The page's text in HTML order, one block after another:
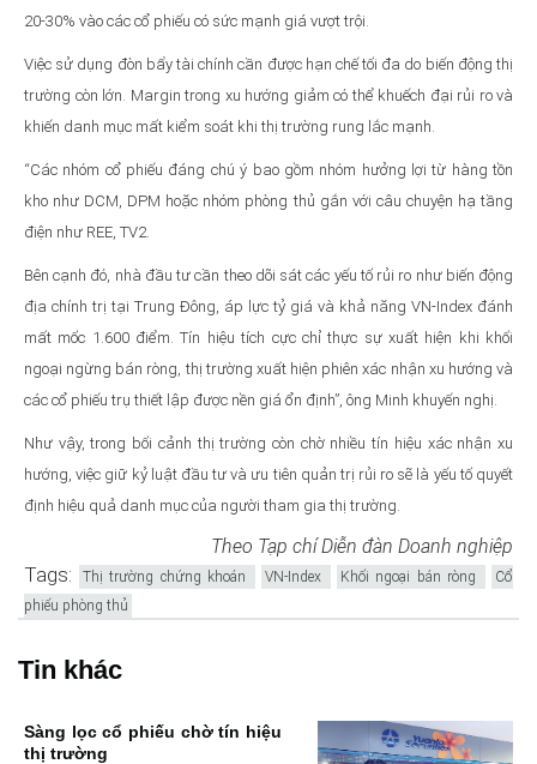
20-30% vào các cổ phiếu có sức mạnh giá vượt trội.
Việc sử dụng đòn bẩy tài chính cần được hạn chế tối đa do biến động thị
trường còn lớn. Margin trong xu hướng giảm có thể khuếch đại rủi ro và
khiến danh mục mất kiểm soát khi thị trường rung lắc mạnh.
“Các nhóm cổ phiếu đáng chú ý bao gồm nhóm hưởng lợi từ hàng tồn
kho như DCM, DPM hoặc nhóm phòng thủ gắn với câu chuyện hạ tầng
điện như REE, TV2.
Bên cạnh đó, nhà đầu tư cần theo dõi sát các yếu tố rủi ro như biến động
địa chính trị tại Trung Đông, áp lực tỷ giá và khả năng VN-Index đánh
mất mốc 1.600 điểm. Tín hiệu tích cực chỉ thực sự xuất hiện khi khối
ngoại ngừng bán ròng, thị trường xuất hiện phiên xác nhận xu hướng và
các cổ phiếu trụ thiết lập được nền giá ổn định”, ông Minh khuyến nghị.
Như vậy, trong bối cảnh thị trường còn chờ nhiều tín hiệu xác nhận xu
hướng, việc giữ kỷ luật đầu tư và ưu tiên quản trị rủi ro sẽ là yếu tố quyết
định hiệu quả danh mục của người tham gia thị trường.
Theo Tạp chí Diễn đàn Doanh nghiệp
Tags: Thị trường chứng khoán VN-Index Khối ngoại bán ròng
Cổ
phiếu phòng thủ
Tin khác
Sàng lọc cổ phiếu chờ tín hiệu
thị trường